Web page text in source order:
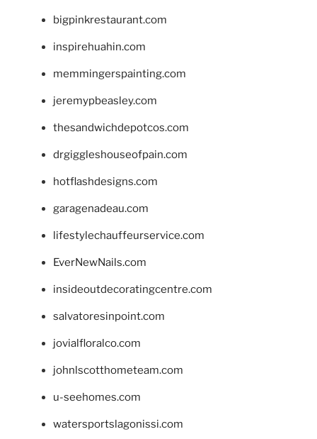
bigpinkrestaurant.com
inspirehuahin.com
memmingerspainting.com
jeremypbeasley.com
thesandwichdepotcos.com
drgiggleshouseofpain.com
hotflashdesigns.com
garagenadeau.com
lifestylechauffeurservice.com
EverNewNails.com
insideoutdecoratingcentre.com
salvatoresinpoint.com
jovialfloralco.com
johnlscotthometeam.com
u-seehomes.com
watersportslagonissi.com